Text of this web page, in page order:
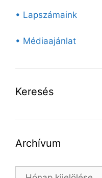
• Lapszámaink
• Médiaajánlat
Keresés
Archívum
Archívum